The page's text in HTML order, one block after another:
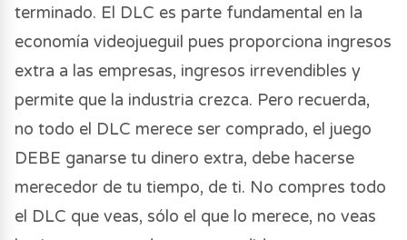
terminado. El DLC es parte fundamental en la
economía videojueguil pues proporciona ingresos
extra a las empresas, ingresos irrevendibles y
permite que la industria crezca. Pero recuerda,
no todo el DLC merece ser comprado, el juego
DEBE ganarse tu dinero extra, debe hacerse
merecedor de tu tiempo, de ti. No compres todo
el DLC que veas, sólo el que lo merece, no veas